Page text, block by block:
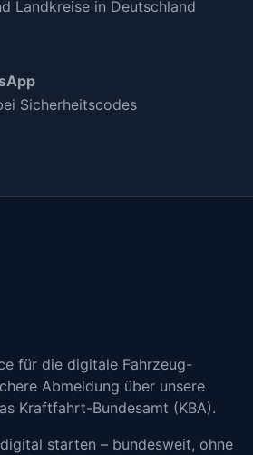
Landkreise in Deutschland
Sicherheitscodes
für die digitale Fahrzeug-
Abmeldung über unsere
Kraftfahrt-Bundesamt (KBA).
starten – bundesweit, ohne